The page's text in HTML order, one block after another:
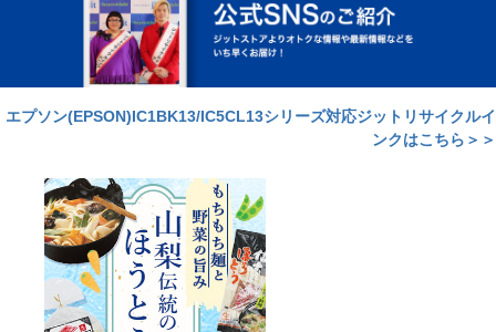
エプソン(EPSON)IC1BK13/IC5CL13シリーズ対応ジットリサイクルイ
ンクはこちら＞＞